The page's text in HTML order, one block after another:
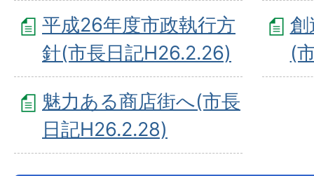
平成26年度市政執行方
針(市長日記H26.2.26)
創
(
魅力ある商店街へ(市長
日記H26.2.28)